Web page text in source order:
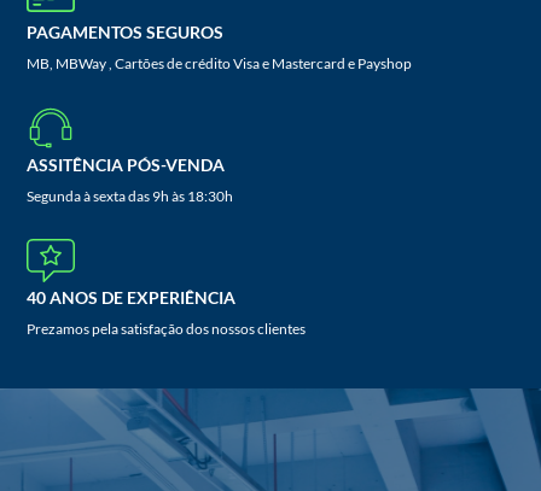
PAGAMENTOS SEGUROS
MB, MBWay , Cartões de crédito Visa e Mastercard e Payshop
ASSITÊNCIA PÓS-VENDA
Segunda à sexta das 9h às 18:30h
40 ANOS DE EXPERIÊNCIA
Prezamos pela satisfação dos nossos clientes